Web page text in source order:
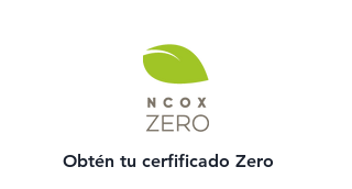
Obtén tu cerfificado Zero